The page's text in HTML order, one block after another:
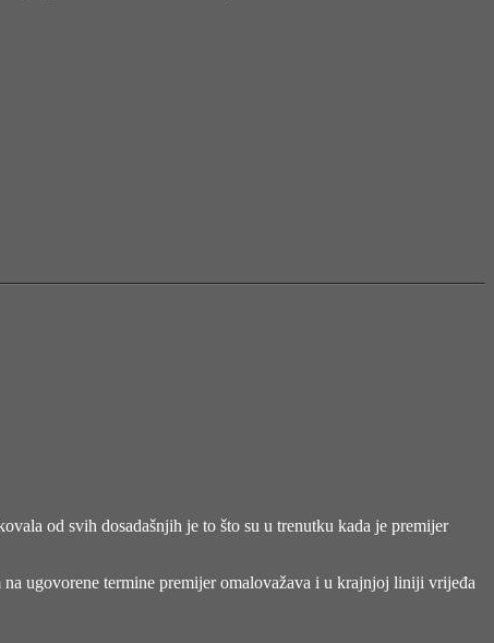
od svih dosadašnjih je to što su u trenutku kada je premijer
ugovorene termine premijer omalovažava i u krajnjoj liniji vrijeđa